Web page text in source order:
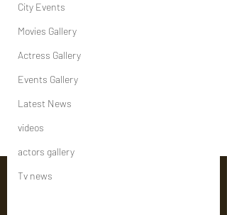
City Events
Movies Gallery
Actress Gallery
Events Gallery
Latest News
videos
actors gallery
Tv news